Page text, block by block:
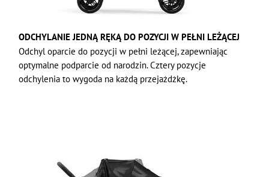
ODCHYLANIE JEDNĄ RĘKĄ DO POZYCJI W PEŁNI LEŻĄCEJ
Odchyl oparcie do pozycji w pełni leżącej, zapewniając
optymalne podparcie od narodzin. Cztery pozycje
odchylenia to wygoda na każdą przejażdżkę.